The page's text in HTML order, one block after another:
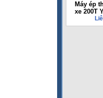
Máy ép
xe 200T